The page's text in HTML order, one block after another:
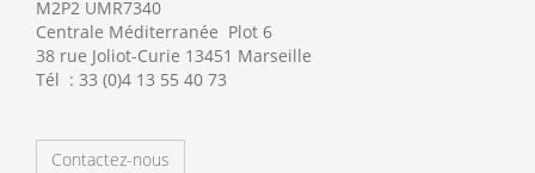
M2P2 UMR7340
Centrale Méditerranée Plot 6
38 rue Joliot-Curie 13451 Marseille
Tél : 33 (0)4 13 55 40 73
Contactez-nous